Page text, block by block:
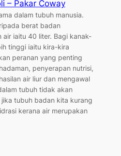
– Pakar Coway
dalam tubuh manusia.
berat badan
air iaitu 40 liter. Bagi kanak-
tinggi iaitu kira-kira
peranan yang penting
penyerapan nutrisi,
air liur dan mengawal
tubuh tidak akan
tubuh badan kita kurang
kerana air merupakan